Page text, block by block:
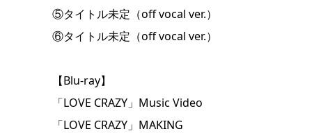
⑤タイトル未定（off vocal ver.）
⑥タイトル未定（off vocal ver.）
【Blu-ray】
「LOVE CRAZY」Music Video
「LOVE CRAZY」MAKING